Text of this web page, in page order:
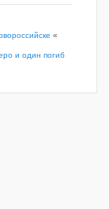
«
и один погиб